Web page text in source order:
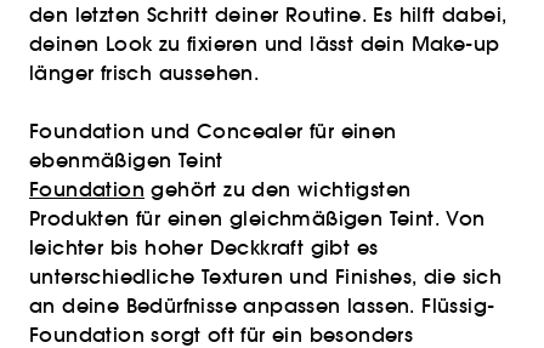
den letzten Schritt deiner Routine. Es hilft dabei,
deinen Look zu fixieren und lässt dein Make-up
länger frisch aussehen.
Foundation und Concealer für einen
ebenmäßigen Teint
Foundation gehört zu den wichtigsten
Produkten für einen gleichmäßigen Teint. Von
leichter bis hoher Deckkraft gibt es
unterschiedliche Texturen und Finishes, die sich
an deine Bedürfnisse anpassen lassen. Flüssig-
Foundation sorgt oft für ein besonders